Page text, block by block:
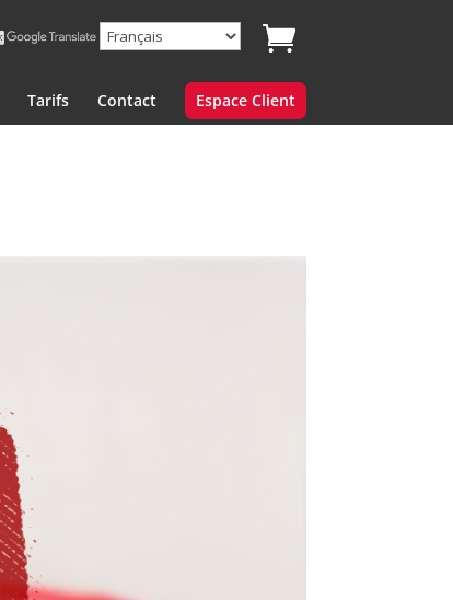
Tarifs Contact Espace Client